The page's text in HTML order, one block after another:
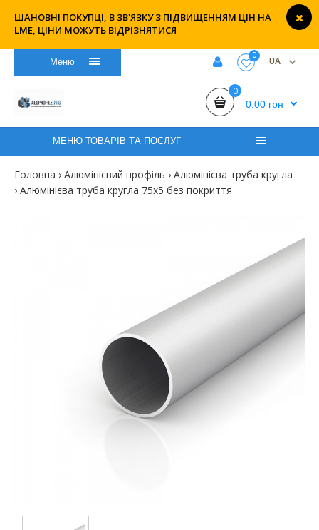
ШАНОВНІ ПОКУПЦІ, В ЗВ'ЯЗКУ З ПІДВИЩЕННЯМ ЦІН НА
LME, ЦІНИ МОЖУТЬ ВІДРІЗНЯТИСЯ
Меню
0 UA
0
0.00 грн
МЕНЮ ТОВАРІВ ТА ПОСЛУГ
Головна Алюмінієвий профіль
Алюмінієва труба кругла
Алюмінієва труба кругла 75х5 без покриття